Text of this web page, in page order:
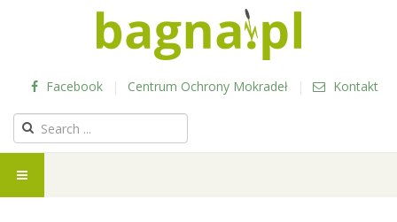
Facebook | Centrum Ochrony Mokradeł | Kontakt